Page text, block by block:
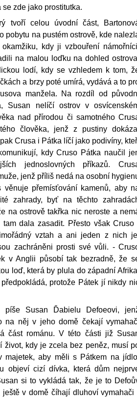
zde jako prostitutka.
tvoří celou úvodní část,
pobytu na pustém ostrově, kde
kdy ji vzbouření
na malou loďku na dohled
lodí, kdy se vzhledem k tom,
a brzy poté umírá, vydává a to
manžela. Na rozdíl od
Susan nelíčí ostrov v
nad přírodou či samotného
člověka, jenž z pustiny dokázal
Crusa i Pátka líčí jako podivíny,
kdy Cruso Pátka naučil
jednoslovných příkazů.
jenž příliš nedá na osobní
přemísťování kamenů, aby
zahrady, byť na těchto
na ostrově takřka nic neroste a
dala zasadit. Přesto však Cruso
vztah a ani jeden z nich
zachráněni prosti své vůli. -
v Anglii působí tak bezradně, že
loď, která by plula do západní
protože Pátek jí nikdy
píše Susan Ďabielu Defoeovi,
na něj v jeho domě čekají
část románu. V této části již
život, kdy je zcela bez peněz, musí
majetek, aby měli s Pátkem na
objeví cizí dívka, která dům
si to vykládá tak, že je to
v domě číhají dluhoví vymahači